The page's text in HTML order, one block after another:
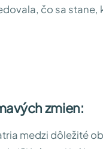
čo sa stane,
zmien:
medzi dôležité